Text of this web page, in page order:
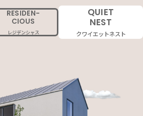
RESIDEN-
CIOUS
レジデンシャス
QUIET
NEST
クワイエットネスト